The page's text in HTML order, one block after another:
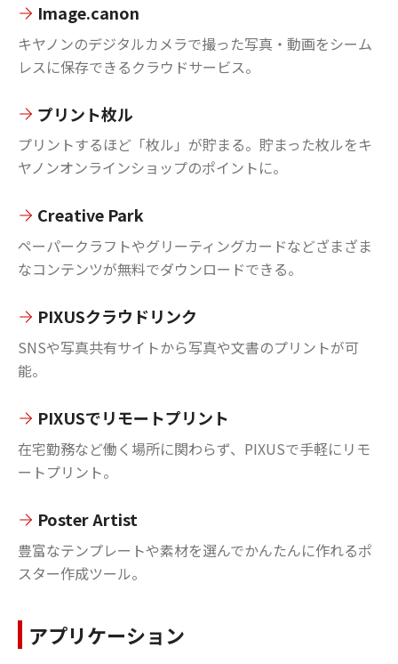
Image.canon
キヤノンのデジタルカメラで撮った写真・動画をシーム
レスに保存できるクラウドサービス。
プリント枚ル
プリントするほど「枚ル」が貯まる。貯まった枚ルをキ
ヤノンオンラインショップのポイントに。
Creative Park
ペーパークラフトやグリーティングカードなどざまざま
なコンテンツが無料でダウンロードできる。
PIXUSクラウドリンク
SNSや写真共有サイトから写真や文書のプリントが可
能。
PIXUSでリモートプリント
在宅勤務など働く場所に関わらず、PIXUSで手軽にリモ
ートプリント。
Poster Artist
豊富なテンプレートや素材を選んでかんたんに作れるポ
スター作成ツール。
アプリケーション